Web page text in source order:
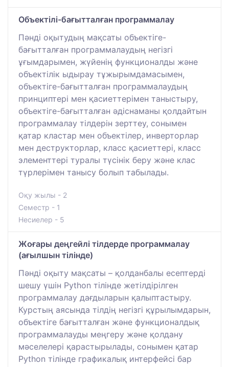
Объектілі-бағытталған программалау
Пәнді оқытудың мақсаты объектіге-
бағытталған программалаудың негізгі
ұғымдарымен, жүйенің функционалды және
объектілік ыдырау тұжырымдамасымен,
объектіге-бағытталған программалаудың
принциптері мен қасиеттерімен таныстыру,
объектіге-бағытталған әдіснаманы қолдайтын
программалау тілдерін зерттеу, сонымен
қатар кластар мен объектілер, инверторлар
мен деструкторлар, класс қасиеттері, класс
элементтері туралы түсінік беру және клас
түрлерімен танысу болып табылады.
Оқу жылы - 2
Семестр - 1
Несиелер - 5
Жоғары деңгейлі тілдерде программалау
(ағылшын тілінде)
Пәнді оқыту мақсаты – қолданбалы есептерді
шешу үшін Python тілінде жетілдірілген
программалау дағдыларын қалыптастыру.
Курстың аясында тілдің негізгі құрылымдарын,
объектіге бағытталған және функционалдық
программалауды меңгеру және қолдану
мәселелері қарастырылады, сонымен қатар
Python тілінде графикалық интерфейсі бар